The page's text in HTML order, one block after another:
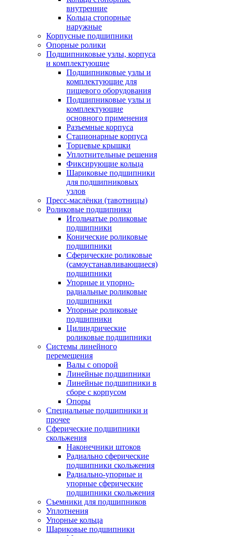
внутренние
Кольца стопорные
наружные
Корпусные подшипники
Опорные ролики
Подшипниковые узлы, корпуса
и комплектующие
Подшипниковые узлы и
комплектующие для
пищевого оборудования
Подшипниковые узлы и
комплектующие
основного применения
Разъемные корпуса
Стационарные корпуса
Торцевые крышки
Уплотнительные решения
Фиксирующие кольца
Шариковые подшипники
для подшипниковых
узлов
Пресс-маслёнки (тавотницы)
Роликовые подшипники
Игольчатые роликовые
подшипники
Конические роликовые
подшипники
Сферические роликовые
(самоустанавливающиеся)
подшипники
Упорные и упорно-
радиальные роликовые
подшипники
Упорные роликовые
подшипники
Цилиндрические
роликовые подшипники
Системы линейного
перемещения
Валы с опорой
Линейные подшипники
Линейные подшипники в
сборе с корпусом
Опоры
Специальные подшипники и
прочее
Сферические подшипники
скольжения
Наконечники штоков
Радиально сферические
подшипники скольжения
Радиально-упорные и
упорные сферические
подшипники скольжения
Съемники для подшипников
Уплотнения
Упорные кольца
Шариковые подшипники